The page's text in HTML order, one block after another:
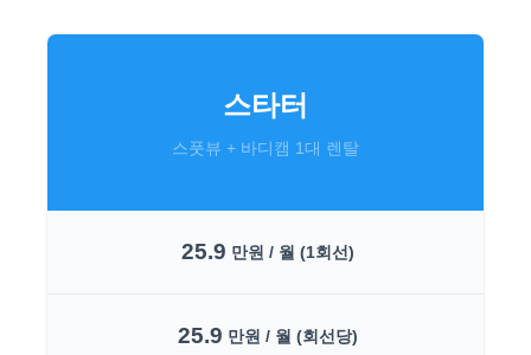
스타터
스풋뷰 + 바디캠 1대 렌탈
25.9 만원 / 월 (1회선)
25.9 만원 / 월 (회선당)